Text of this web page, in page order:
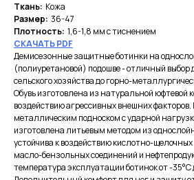
Ткань: Кожа
Размер: 36-47
Плотность: 1,6-1,8 мм с тиснением
СКАЧАТЬ PDF
Демисезонные защитные ботинки на
(полиуретановой) подошве - отличный выбор
сельского хозяйства до горно-
Обувь изготовлена из натуральной юфтевой
воздействию агрессивных внешних
металлическим подноском с ударной
изготовлена литьевым методом из
устойчива к воздействию кислотно-
масло-бензольных соединений и
температура эксплуатации ботинок от -35°С